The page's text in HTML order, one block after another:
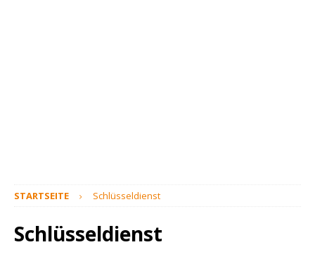
STARTSEITE Schlüsseldienst
Schlüsseldienst